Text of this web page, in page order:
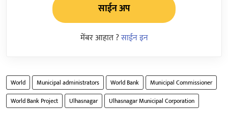
साईन अप
मेंबर आहात ?साईन इन
World Municipal administrators World Bank
Municipal Commissioner
World Bank Project
Ulhasnagar Ulhasnagar Municipal Corporation